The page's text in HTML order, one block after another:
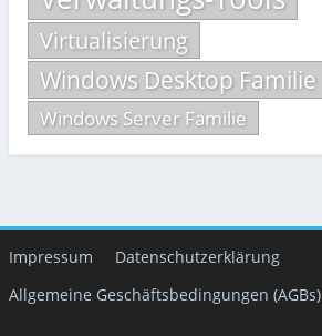
Virtualisierung
Windows Desktop Familie
Windows Server Familie
Impressum
Datenschutzerklärung
Allgemeine Geschäftsbedingungen (AGBs)